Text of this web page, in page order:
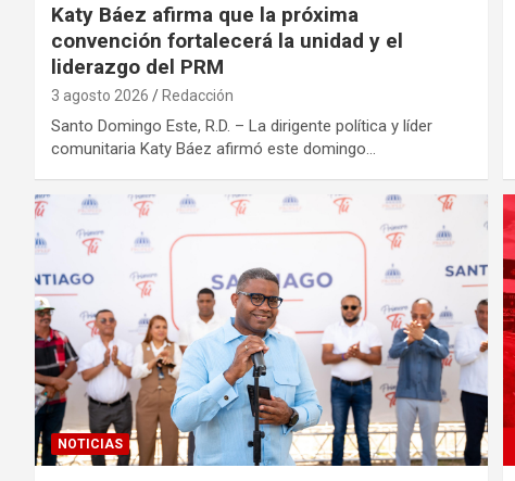
Katy Báez afirma que la próxima
convención fortalecerá la unidad y el
liderazgo del PRM
3 agosto 2026 Redacción
Santo Domingo Este, R.D. – La dirigente política y líder
comunitaria Katy Báez afirmó este domingo…
NOTICIAS